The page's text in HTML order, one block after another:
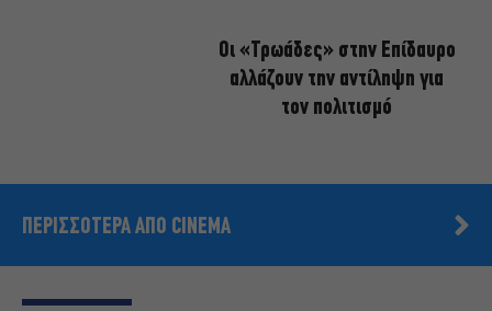
Οι «Τρωάδες» στην Επίδαυρο
αλλάζουν την αντίληψη για
τον πολιτισμό
ΠΕΡΙΣΣΟΤΕΡΑ ΑΠΟ CINEMA